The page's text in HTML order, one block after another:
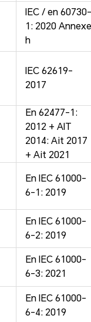
IEC / en 60730-
1: 2020 Annexe
h
IEC 62619-
2017
En 62477-1:
2012 + AIT
2014: Ait 2017
+ Ait 2021
En IEC 61000-
6-1: 2019
En IEC 61000-
6-2: 2019
En IEC 61000-
6-3: 2021
En IEC 61000-
6-4: 2019